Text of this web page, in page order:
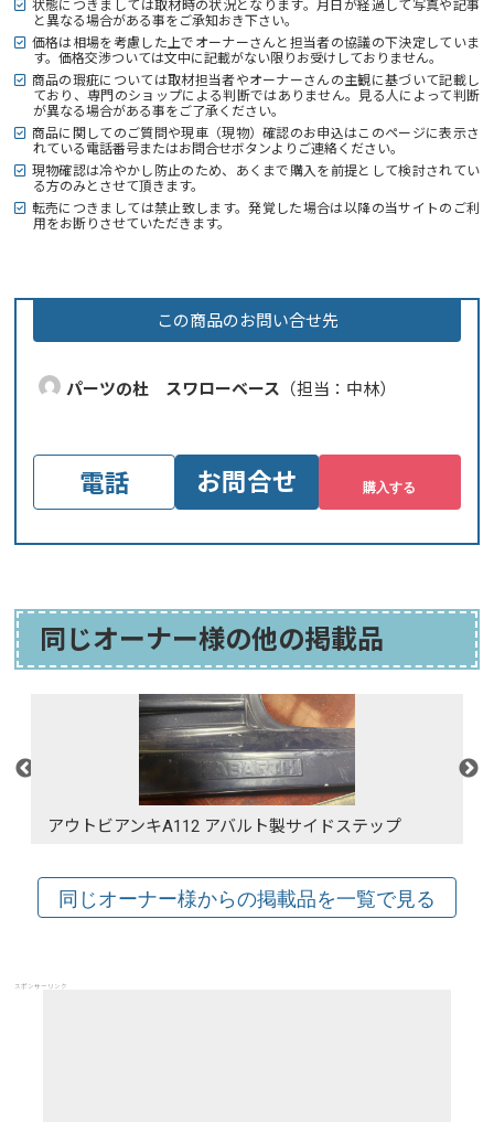
状態につきましては取材時の状況となります。月日が経過して写真や記事
と異なる場合がある事をご承知おき下さい。
価格は相場を考慮した上でオーナーさんと担当者の協議の下決定していま
す。価格交渉ついては文中に記載がない限りお受けしておりません。
商品の瑕疵については取材担当者やオーナーさんの主観に基づいて記載し
ており、専門のショップによる判断ではありません。見る人によって判断
が異なる場合がある事をご了承ください。
商品に関してのご質問や現車（現物）確認のお申込はこのページに表示さ
れている電話番号またはお問合せボタンよりご連絡ください。
現物確認は冷やかし防止のため、あくまで購入を前提として検討されてい
る方のみとさせて頂きます。
転売につきましては禁止致します。発覚した場合は以降の当サイトのご利
用をお断りさせていただきます。
この商品のお問い合せ先
パーツの杜 スワローベース （担当：中林）
電話 お問合せ
同じオーナー様の他の掲載品
アウトビアンキA112 アバルト製サイドステップ
スポンサーリンク